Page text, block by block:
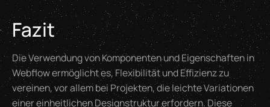
Fazit
Die Verwendung von Komponenten und Eigenschaften in
Webflow ermöglicht es, Flexibilität und Effizienz zu
vereinen, vor allem bei Projekten, die leichte Variationen
einer einheitlichen Designstruktur erfordern. Diese